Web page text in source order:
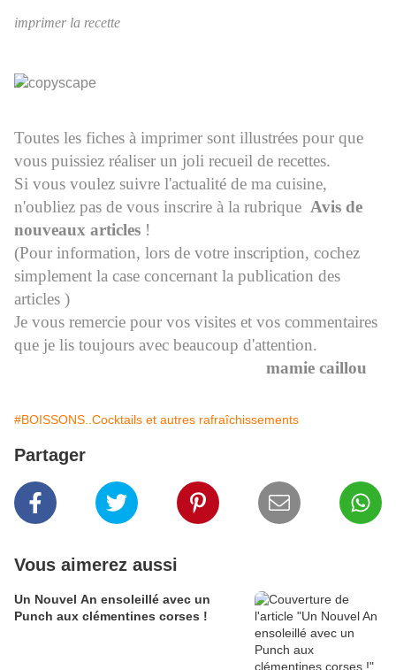
imprimer la recette
Toutes les fiches à imprimer sont illustrées pour que
vous puissiez réaliser un joli recueil de recettes.
Si vous voulez suivre l'actualité de ma cuisine,
n'oubliez pas de vous inscrire à la rubrique Avis de
nouveaux articles !
(Pour information, lors de votre inscription, cochez
simplement la case concernant la publication des
articles )
Je vous remercie pour vos visites et vos commentaires
que je lis toujours avec beaucoup d'attention.
mamie caillou
#BOISSONS..Cocktails et autres rafraîchissements
Partager
Vous aimerez aussi
Un Nouvel An ensoleillé avec un
Punch aux clémentines corses !